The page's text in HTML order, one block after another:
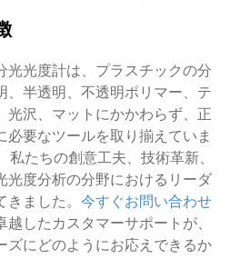
光光度計は、プラスチックの分
、半透明、不透明ポリマー、テ
光沢、マットにかかわらず、正
要なツールを取り揃えていま
たちの創意工夫、技術革新、
光度分析の分野におけるリーダ
ました。 今すぐお問い合わせ
したカスタマーサポートが、
ズにどのようにお応えできるか